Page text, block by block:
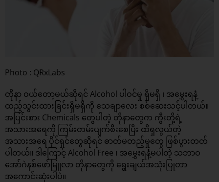
Photo : QRxLabs
တိုနာ ဝယ်တော့မယ်ဆိုရင် Alcohol ပါဝင်မှု ရှိမရှိ ၊ အမွှေးရနံ့
ထည့်သွင်းထားခြင်းရှိမရှိကို သေချာလေး စစ်ဆေးသင့်ပါတယ်။
အပြင်းစား Chemicals တွေပါတဲ့ တိုနာတွေက ကွီးတို့ရဲ့
အသားအရေကို ကြမ်းတမ်းပျက်စီးစေပြီး ထိရှလွယ်တဲ့
အသားအရေ ပိုင်ရှင်တွေဆိုရင် ဓာတ်မတည့်မှုတွေ ဖြစ်ပွားတတ်
ပါတယ်။ ဒါကြောင့် Alcohol Free ၊ အမွှေးရနံ့မပါတဲ့ သဘာဝ
အော်ဂဲနစ်ဖော်မြူလာ တိုနာတွေကို ရွေးချယ်အသုံးပြုတာ
အကောင်းဆုံးပါပဲ။